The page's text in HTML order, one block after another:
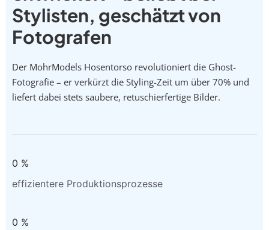
Stylisten, geschätzt von
Fotografen
Der MohrModels Hosentorso revolutioniert die Ghost-
Fotografie – er verkürzt die Styling-Zeit um über 70% und
liefert dabei stets saubere, retuschierfertige Bilder.
0 %
effizientere Produktionsprozesse
0 %